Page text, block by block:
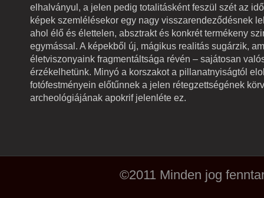
elhalványul, a jelen pedig totalitásként feszül szét az
képek szemlélésekor egy nagy visszarendeződésnek
ahol élő és élettelen, absztrakt és konkrét termékeny
egymással. A képekből új, mágikus realitás sugárzik,
életviszonyaink fragmentáltsága révén – sajátosan
érzékelhetünk. Minyó a korszakot a pillanatnyiságtól
fotófestményein előtűnnek a jelen rétegzettségének
archeológiájának apokrif jelenléte ez.
©2011 Minden jog